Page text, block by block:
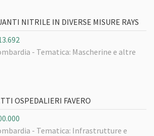
NITRILE IN DIVERSE MISURE RAYS
- Tematica: Mascherine e altre
OSPEDALIERI FAVERO
- Tematica: Infrastrutture e